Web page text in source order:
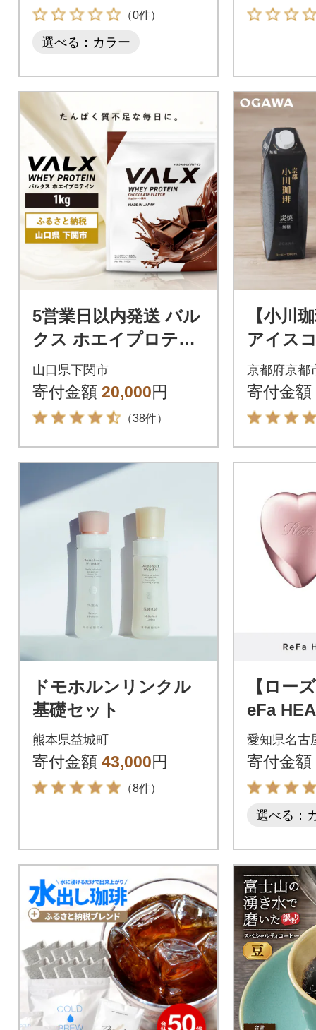
（0件）
選べる：カラー
5営業日以内発送 バル
クス ホエイプロテイ
ン チョコレート 風味
1kg IY001-A
山口県下関市
寄付金額 20,000円
（38件）
【小川
アイス
1000ml
コーヒ
京都府京都
寄付金額
ドモホルンリンクル
基礎セット
熊本県益城町
寄付金額 43,000円
（8件）
【ロー
eFa
リファ
美容
愛知県名古
寄付金額
選べる：